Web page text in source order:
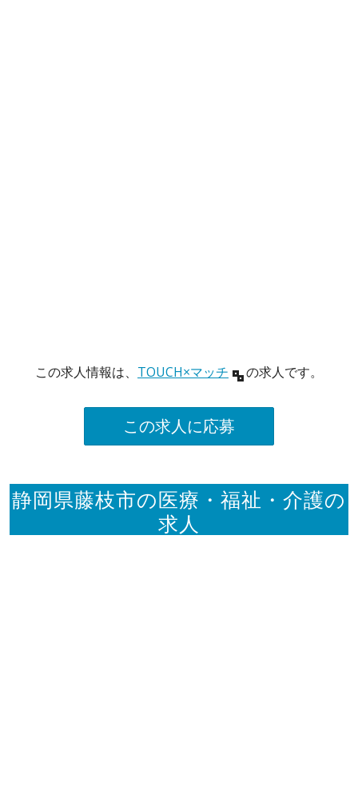
この求人情報は、 TOUCH×マッチ の求人です。
この求人に応募
静岡県藤枝市の医療・福祉・介護の
求人